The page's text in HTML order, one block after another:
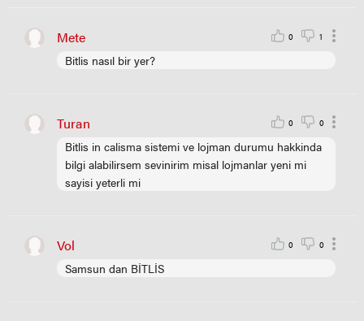
Mete 0 1
Bitlis nasıl bir yer?
Turan 0 0
Bitlis in calisma sistemi ve lojman durumu hakkinda
bilgi alabilirsem sevinirim misal lojmanlar yeni mi
sayisi yeterli mi
Vol 0 0
Samsun dan BİTLİS